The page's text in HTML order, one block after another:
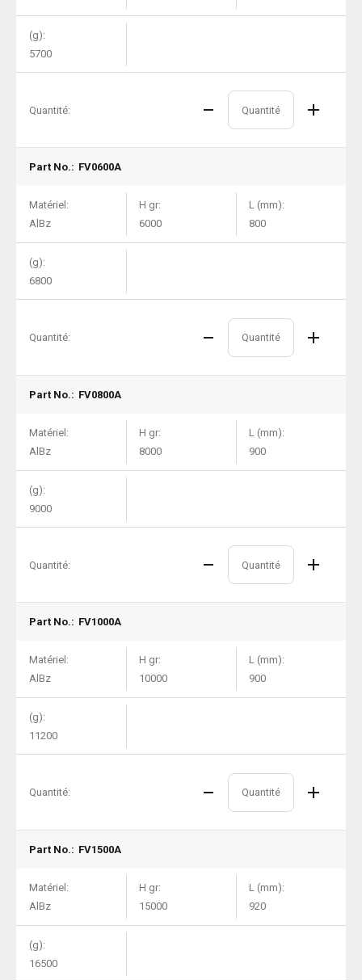
(g):
5700
Quantité:
Part No.: FV0600A
Matériel:
AlBz
H gr:
6000
L (mm):
800
(g):
6800
Quantité:
Part No.: FV0800A
Matériel:
AlBz
H gr:
8000
L (mm):
900
(g):
9000
Quantité:
Part No.: FV1000A
Matériel:
AlBz
H gr:
10000
L (mm):
900
(g):
11200
Quantité:
Part No.: FV1500A
Matériel:
AlBz
H gr:
15000
L (mm):
920
(g):
16500